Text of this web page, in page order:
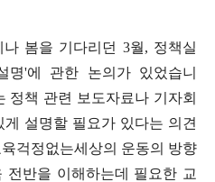
봄을 기다리던 3월, 정책실
'에 관한 논의가 있었습니
정책 관련 보도자료나 기자회
설명할 필요가 있다는 의견
걱정없는세상의 운동의 방향
전반을 이해하는데 필요한 교